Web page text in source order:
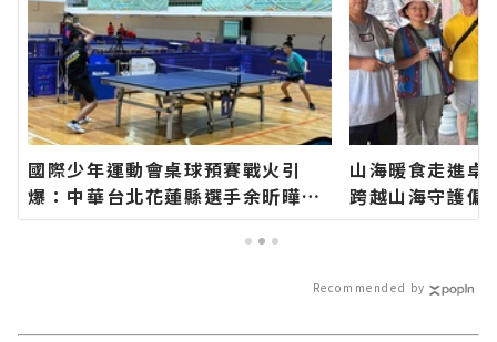
國際少年運動會桌球預賽戰火引
爆：中華台北花蓮縣選手余昕曄、
邱澈宣與台北市選手洪秉裕挺進男
子單打八強∣花蓮新聞網官方網站
山海暖食走進
跨越山海守護
蓮新聞網官方網
Recommended by